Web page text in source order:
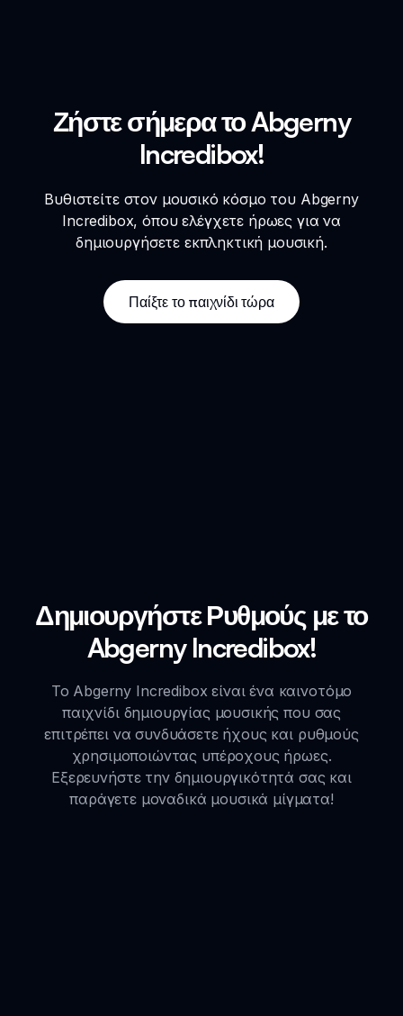
Ζήστε σήμερα το Abgerny
Incredibox!
Βυθιστείτε στον μουσικό κόσμο του Abgerny
Incredibox, όπου ελέγχετε ήρωες για να
δημιουργήσετε εκπληκτική μουσική.
Παίξτε το παιχνίδι τώρα
Δημιουργήστε Ρυθμούς με το
Abgerny Incredibox!
Το Abgerny Incredibox είναι ένα καινοτόμο
παιχνίδι δημιουργίας μουσικής που σας
επιτρέπει να συνδυάσετε ήχους και ρυθμούς
χρησιμοποιώντας υπέροχους ήρωες.
Εξερευνήστε την δημιουργικότητά σας και
παράγετε μοναδικά μουσικά μίγματα!